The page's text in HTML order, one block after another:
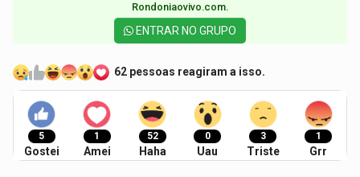
Rondoniaovivo.com.​
ENTRAR NO GRUPO
62 pessoas reagiram a isso.
5
Gostei
1
Amei
52
Haha
0
Uau
3
Triste
1
Grr